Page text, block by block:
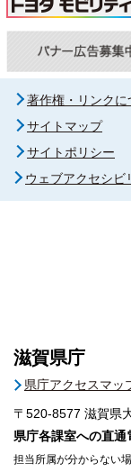
著作権・リンクに
サイトマップ
サイトポリシー
ウェブアクセシビ
滋賀県庁
県庁アクセスマッ
〒520-8577 滋賀県
県庁各課室への直通
担当所属が分からない